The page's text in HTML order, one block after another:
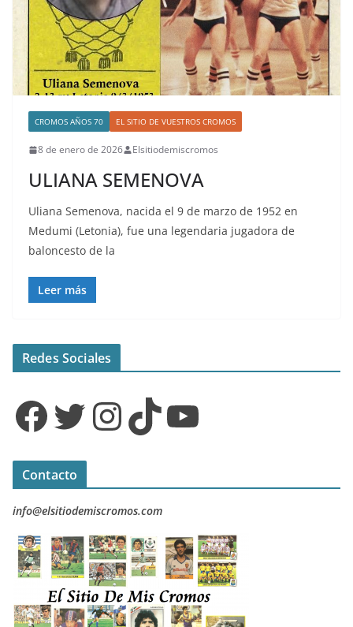
CROMOS AÑOS 70 EL SITIO DE VUESTROS CROMOS
8 de enero de 2026 Elsitiodemiscromos
ULIANA SEMENOVA
Uliana Semenova, nacida el 9 de marzo de 1952 en
Medumi (Letonia), fue una legendaria jugadora de
baloncesto de la
Leer más
Redes Sociales
Facebook Twitter InstagramTikTok YouTube
Contacto
info@elsitiodemiscromos.com